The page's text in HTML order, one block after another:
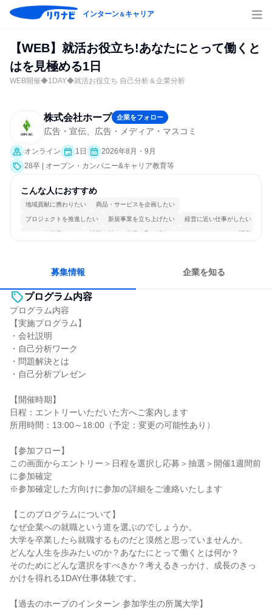
インターン＆キャリア
【WEB】就活お役立ち!あなたにとって働くと
はを見極める1日
WEB開催◆1DAY◆就活お役立ち 自己分析＆企業分析
株式会社ホープ 企業をフォロー
広告・宣伝、広告・メディア・マスコミ
オンライン 1日
2026年8月・9月
28卒 | オープン・カンパニー&キャリア教育等
こんな人におすすめ
地域貢献に携わりたい 商品・サービスを企画したい
プロジェクトを推進したい 新規事業を立ち上げたい 経営に近い仕事がしたい
チームを統率したい 情熱を持って仕事に取り組む コミュニケーションが活発
募集情報 企業を知る
プログラム内容
プログラム内容
【実施プログラム】
・会社説明
・自己分析ワーク
・問題解決とは
・自己分析プレゼン
【開催時期】
日程：エントリーいただいた方へご案内します
所用時間：13:00～18:00（予定：変更の可能性あり）
【参加フロー】
この画面からエントリー＞日程を選択し応募＞抽選＞開催1週間前
に参加確定
※参加確定した方向けに参加の詳細をご連絡いたします
【このプログラムについて】
なぜ企業への就職という道を選ぶのでしょうか。
大学を卒業したら就職するものだと漠然と思っていませんか。
どんな人生を歩みたいのか？あなたにとって働くとは何か？
そのためにどんな選択をすべきか？考えるきっかけ、成長のきっ
かけを得れる1DAY仕事体験です。
【過去のホープのインターン 参加学生の所属大学】